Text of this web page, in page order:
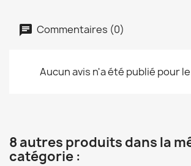
Commentaires (0)
Aucun avis n'a été publié pour
8 autres produits dans la
catégorie :